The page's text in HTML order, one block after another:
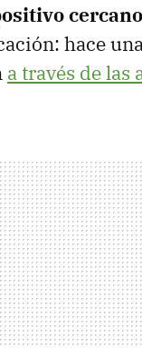
hace
a través de las